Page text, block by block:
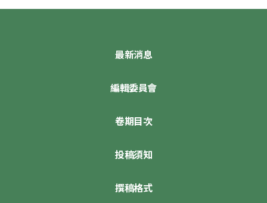
最新消息
編輯委員會
卷期目次
投稿須知
撰稿格式